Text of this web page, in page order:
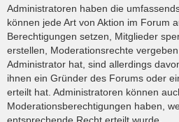
Administratoren haben die
können jede Art von Aktion im Forum
Berechtigungen setzen, Mitglieder
erstellen, Moderationsrechte
Administrator hat, sind allerdings
ihnen ein Gründer des Forums oder
erteilt hat. Administratoren können
Moderationsberechtigungen haben,
entsprechende Recht erteilt wurde.